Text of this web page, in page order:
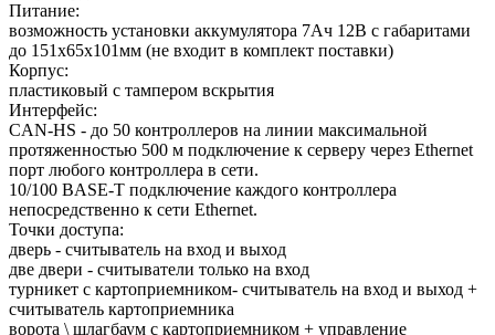
Питание:
возможность установки аккумулятора 7Ач 12В с габаритами
до 151х65х101мм (не входит в комплект поставки)
Корпус:
пластиковый с тампером вскрытия
Интерфейс:
CAN-HS - до 50 контроллеров на линии максимальной
протяженностью 500 м подключение к серверу через Ethernet
порт любого контроллера в сети.
10/100 BASE-T подключение каждого контроллера
непосредственно к сети Ethernet.
Точки доступа:
дверь - считыватель на вход и выход
две двери - считыватели только на вход
турникет с картоприемником- считыватель на вход и выход +
считыватель картоприемника
ворота \ шлагбаум с картоприемником + управление